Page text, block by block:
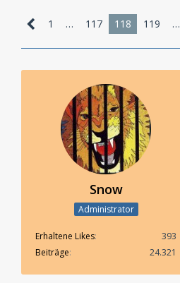
1 … 117 118 119 …
Snow
Administrator
Erhaltene Likes
393
Beiträge
24.321